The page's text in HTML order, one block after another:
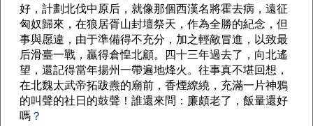
好，計劃北伐中原后，就像那個西漢名將霍去病，遠征
匈奴歸來，在狼居胥山封壇祭天，作為全勝的紀念，但
事與愿違，由于準備得不充分，加之輕敵冒進，以致最
后滑臺一戰，贏得倉惶北顧。四十三年過去了，向北遙
望，還記得當年揚州一帶遍地烽火。往事真不堪回想，
在北魏太武帝拓跋燾的廟前，香煙繚繞，充滿一片神鴉
的叫聲的社日的鼓聲！誰還來問：廉頗老了，飯量還好
嗎 ？